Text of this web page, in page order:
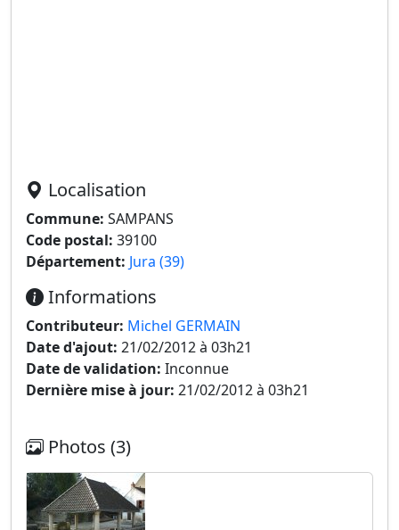
Localisation
Commune: SAMPANS
Code postal: 39100
Département: Jura (39)
Informations
Contributeur: Michel GERMAIN
Date d'ajout: 21/02/2012 à 03h21
Date de validation: Inconnue
Dernière mise à jour: 21/02/2012 à 03h21
Photos (3)